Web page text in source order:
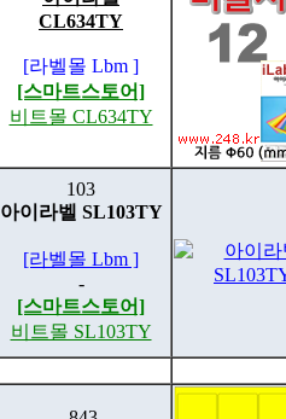
CL634TY
[라벨몰 Lbm ]
[스마트스토어]
비트몰 CL634TY
103
아이라벨 SL103TY
[라벨몰 Lbm ]
-
[스마트스토어]
비트몰 SL103TY